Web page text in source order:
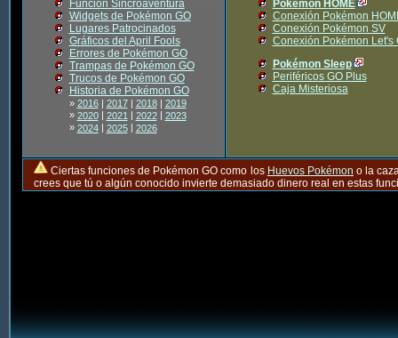
Función Sincroaventura
Widgets de Pokémon GO
Lugares Patrocinados
Gráficos del April Fools
Errores de Pokémon GO
Trampas de Pokémon GO
Trucos de Pokémon GO
Historia de Pokémon GO
» 2016| 2017| 2018| 2019
» 2020| 2021| 2022| 2023
» 2024| 2025| 2026
Pokémon HOME
Conexión Pokémon
Conexión Pokémon SV
Conexión Pokémon Let's
Pokémon Sleep
Periféricos GO Plus
Caja Misteriosa
Ciertas funciones de Pokémon GO como los Huevos Pokémon o la
crees que tú o algún conocido invierte demasiado dinero real en estas